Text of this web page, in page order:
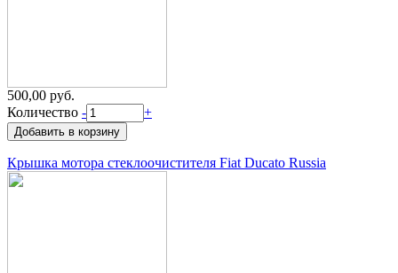
500,00 руб.
Количество - +
Крышка мотора стеклоочистителя Fiat Ducato Russia